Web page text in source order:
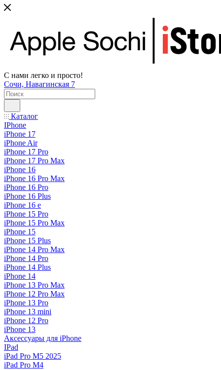
С нами легко и просто!
Сочи, Навагинская 7
Каталог
IPhone
iPhone 17
iPhone Air
iPhone 17 Pro
iPhone 17 Pro Max
iPhone 16
iPhone 16 Pro Max
iPhone 16 Pro
iPhone 16 Plus
iPhone 16 e
iPhone 15 Pro
iPhone 15 Pro Max
iPhone 15
iPhone 15 Plus
iPhone 14 Pro Max
iPhone 14 Pro
iPhone 14 Plus
iPhone 14
iPhone 13 Pro Max
iPhone 12 Pro Max
iPhone 13 Pro
iPhone 13 mini
iPhone 12 Pro
iPhone 13
Аксессуары для iPhone
IPad
iPad Pro M5 2025
iPad Pro M4